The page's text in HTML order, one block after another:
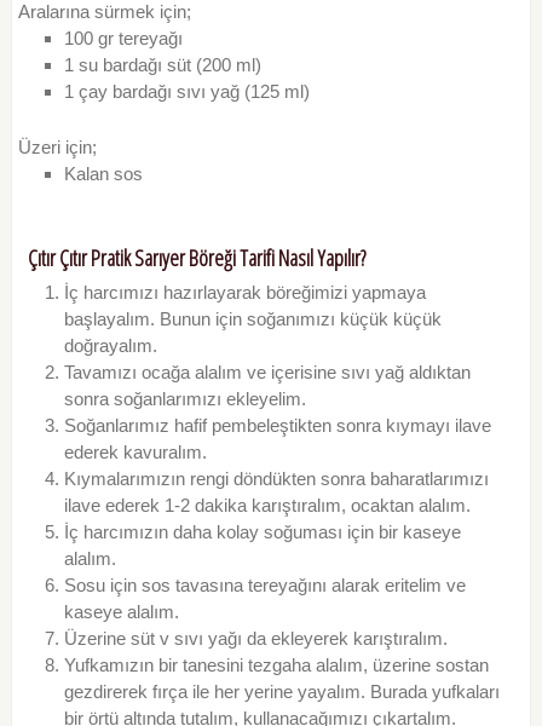
Aralarına sürmek için;
100 gr tereyağı
1 su bardağı süt (200 ml)
1 çay bardağı sıvı yağ (125 ml)
Üzeri için;
Kalan sos
Çıtır Çıtır Pratik Sarıyer Böreği Tarifi Nasıl Yapılır?
İç harcımızı hazırlayarak böreğimizi yapmaya
başlayalım. Bunun için soğanımızı küçük küçük
doğrayalım.
Tavamızı ocağa alalım ve içerisine sıvı yağ aldıktan
sonra soğanlarımızı ekleyelim.
Soğanlarımız hafif pembeleştikten sonra kıymayı ilave
ederek kavuralım.
Kıymalarımızın rengi döndükten sonra baharatlarımızı
ilave ederek 1-2 dakika karıştıralım, ocaktan alalım.
İç harcımızın daha kolay soğuması için bir kaseye
alalım.
Sosu için sos tavasına tereyağını alarak eritelim ve
kaseye alalım.
Üzerine süt v sıvı yağı da ekleyerek karıştıralım.
Yufkamızın bir tanesini tezgaha alalım, üzerine sostan
gezdirerek fırça ile her yerine yayalım. Burada yufkaları
bir örtü altında tutalım, kullanacağımızı çıkartalım.